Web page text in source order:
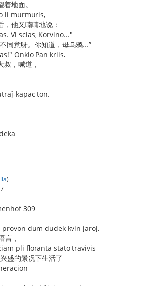
地面。
li murmuris,
他又喃喃地说：
Vi scias, Korvino..."
同意呀。你知道，母乌鸦...”
Onklo Pan kriis,
叔，喊道，
kapaciton.
)
309
provon dum dudek kvin jaroj,
言，
pli floranta stato travivis
盛的景况下生活了